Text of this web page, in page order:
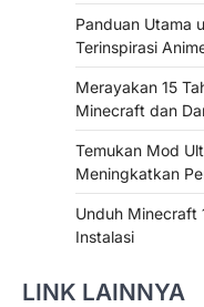
Panduan Utama
Terinspirasi
Merayakan 15
Minecraft dan
Temukan Mod
Meningkatkan
Unduh Minecraft
Instalasi
LINK LAINNYA